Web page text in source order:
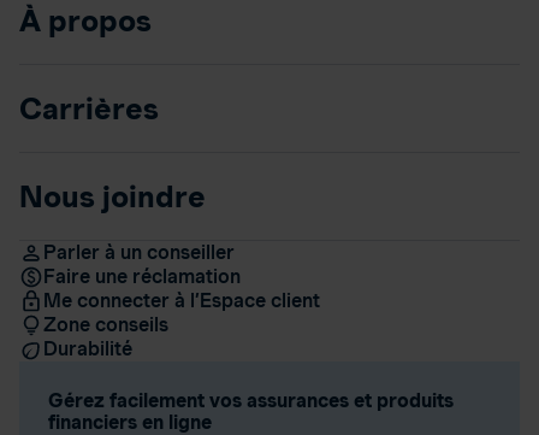
À propos
Carrières
Nous joindre
Parler à un conseiller
Faire une réclamation
Me connecter à l’Espace client
Zone conseils
Durabilité
Gérez facilement vos assurances et produits
financiers en ligne